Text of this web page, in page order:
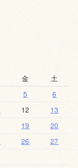
金
土
5
6
12
13
19
20
26
27